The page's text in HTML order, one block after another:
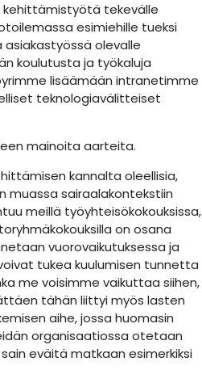
kehittämistyötä tekevälle
esimiehille tueksi
olevalle
koulutusta ja työkaluja
lisäämään intranetimme
teknologiavälitteiset
mainoita aarteita.
kannalta oleellisia,
sairaalakontekstiin
meillä työyhteisökokouksissa,
on osana
vuorovaikutuksessa ja
tukea kuulumisen tunnetta
me voisimme vaikuttaa siihen,
tähän liittyi myös lasten
aihe, jossa huomasin
organisaatiossa otetaan
eväitä matkaan esimerkiksi